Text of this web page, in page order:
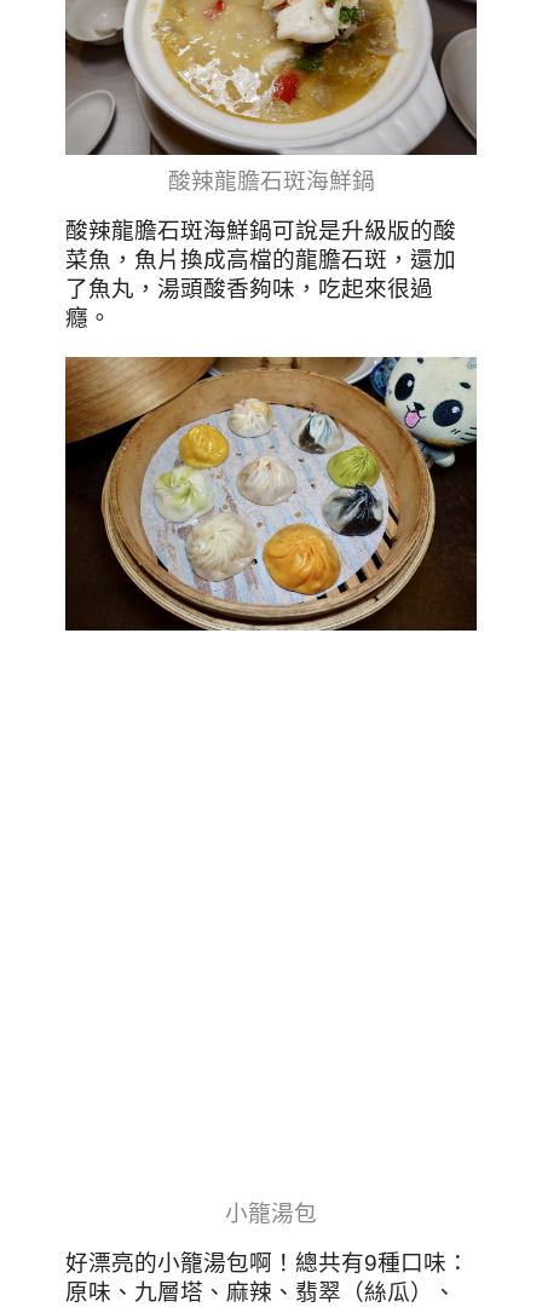
酸辣龍膽石斑海鮮鍋
酸辣龍膽石斑海鮮鍋可說是升級版的酸
菜魚，魚片換成高檔的龍膽石斑，還加
了魚丸，湯頭酸香夠味，吃起來很過
癮。
小籠湯包
好漂亮的小籠湯包啊！總共有9種口味：
原味、九層塔、麻辣、翡翠（絲瓜）、